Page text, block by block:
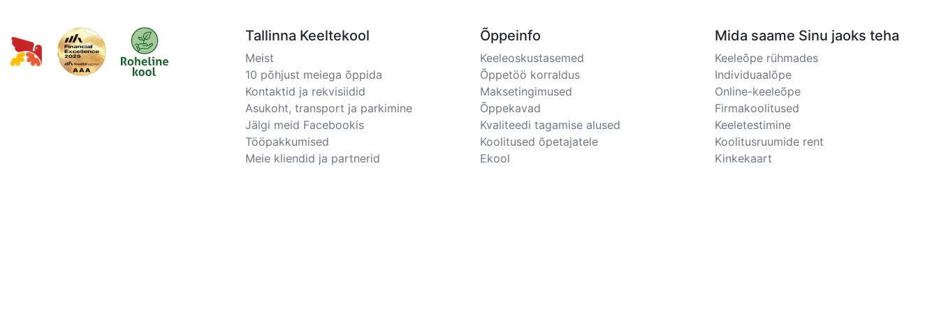
Tallinna Keeltekool
Meist
10 põhjust meiega õppida
Kontaktid ja rekvisiidid
Asukoht, transport ja parkimine
Jälgi meid Facebookis
Tööpakkumised
Meie kliendid ja partnerid
Õppeinfo
Keeleoskustasemed
Õppetöö korraldus
Maksetingimused
Õppekavad
Kvaliteedi tagamise alused
Koolitused õpetajatele
Ekool
Mida saame Sinu jaoks teha
Keeleõpe rühmades
Individuaalõpe
Online-keeleõpe
Firmakoolitused
Keeletestimine
Koolitusruumide rent
Kinkekaart